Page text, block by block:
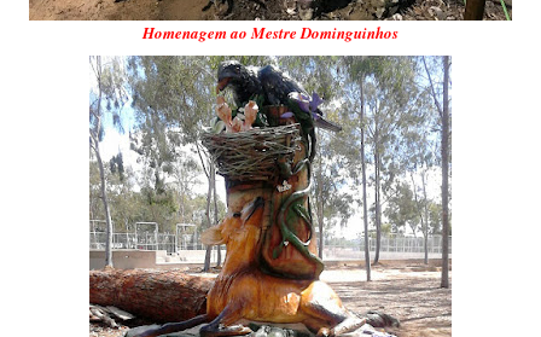
Homenagem ao Mestre Dominguinhos